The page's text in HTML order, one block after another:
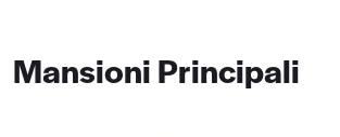
Mansioni Principali